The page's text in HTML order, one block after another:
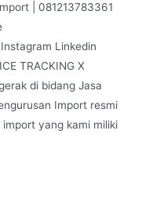
| 081213783361
Linkedin
TRACKING X
di bidang Jasa
Import resmi
yang kami miliki